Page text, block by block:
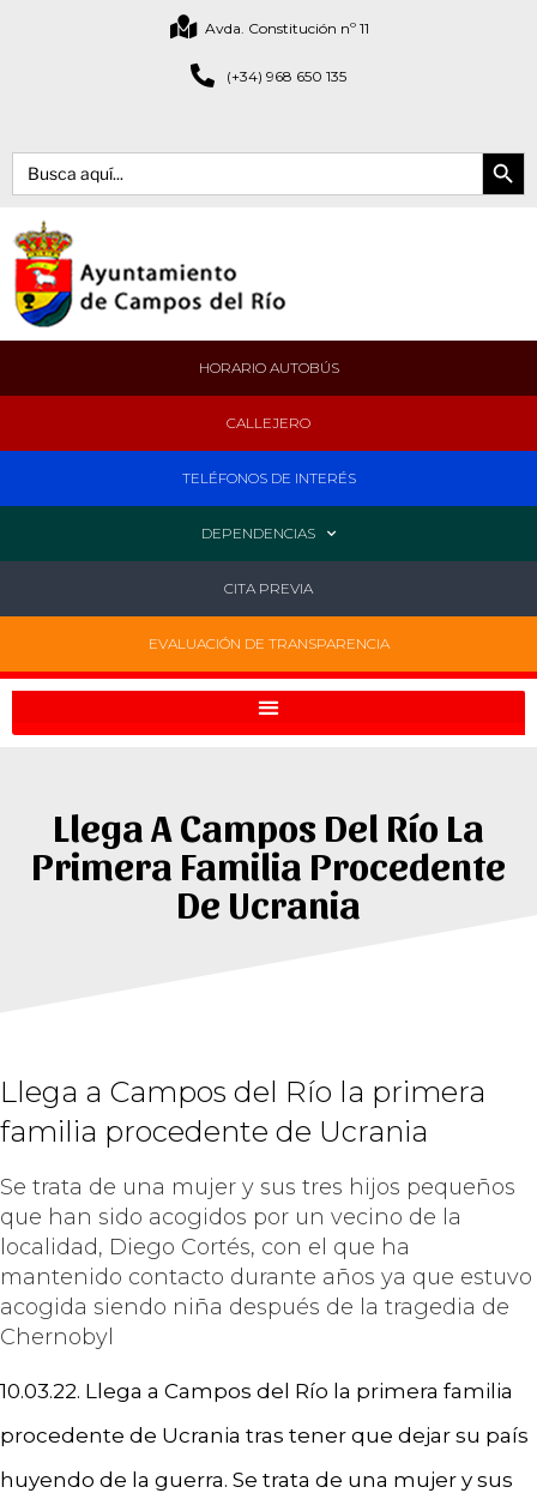
Avda. Constitución nº 11
(+34) 968 650 135
Buscar: Botón de
HORARIO AUTOBÚS
CALLEJERO
TELÉFONOS DE INTERÉS
DEPENDENCIAS
CITA PREVIA
EVALUACIÓN DE TRANSPARENCIA
Llega A Campos Del Río La
Primera Familia Procedente
De Ucrania
Llega a Campos del Río la primera
familia procedente de Ucrania
Se trata de una mujer y sus tres hijos pequeños
que han sido acogidos por un vecino de la
localidad, Diego Cortés, con el que ha
mantenido contacto durante años ya que estuvo
acogida siendo niña después de la tragedia de
Chernobyl
10.03.22. Llega a Campos del Río la primera familia
procedente de Ucrania tras tener que dejar su país
huyendo de la guerra. Se trata de una mujer y sus